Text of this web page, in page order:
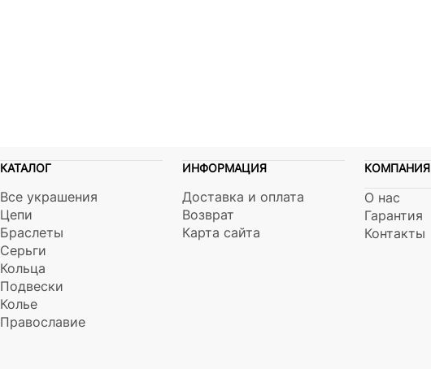
КАТАЛОГ
Все украшения
Цепи
Браслеты
Серьги
Кольца
Подвески
Колье
Православие
ИНФОРМАЦИЯ
Доставка и оплата
Возврат
Карта сайта
КОМПАНИЯ
О нас
Гарантия
Контакты